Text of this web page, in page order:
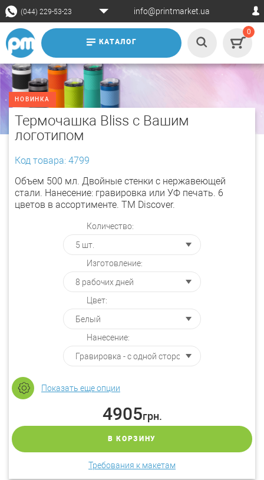
(044) 229-53-23 info@printmarket.ua
КАТАЛОГ
0
Термочашка Bliss с Вашим
логотипом
Код товара: 4799
Объем 500 мл. Двойные стенки с нержавеющей
стали. Нанесение: гравировка или УФ печать. 6
цветов в ассортименте. ТМ Discover.
Количество:
Изготовление:
Цвет:
Нанесение:
Показать еще опции
4905грн.
В КОРЗИНУ
Требования к макетам
НОВИНКА